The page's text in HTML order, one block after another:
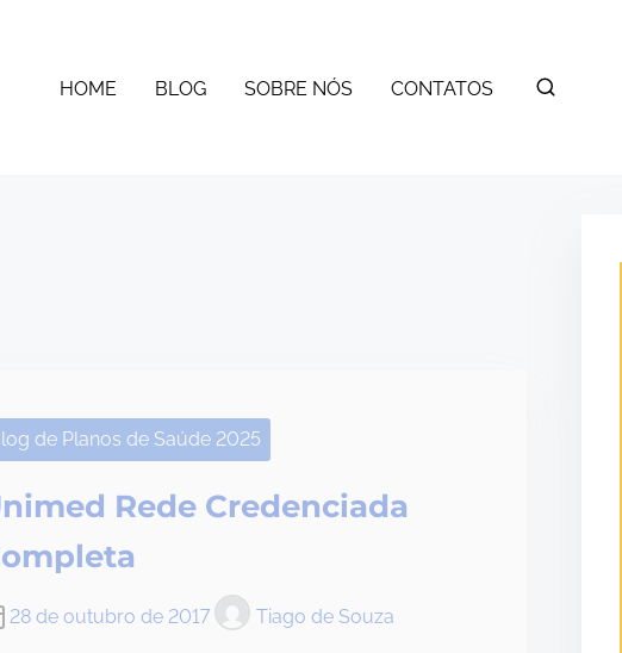
HOME BLOG SOBRE NÓS CONTATOS
de Planos de Saúde 2025
Rede Credenciada
28 de outubro de 2017 Tiago de Souza